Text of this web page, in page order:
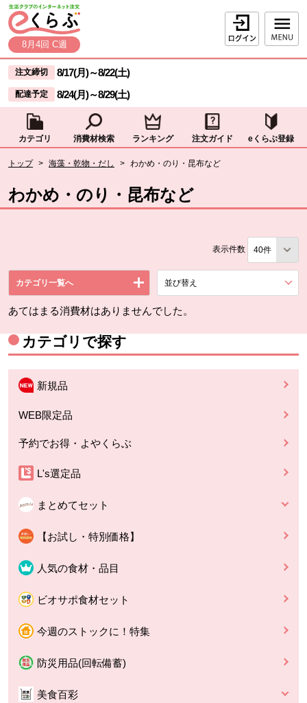
ページの先頭です。
本文へジャンプする。
8月4回 C週
ログイン
ここからサイト内共通メニューです。
サイト内共通メニューをスキップする
注文締切 8/17(月)～8/22(土)
配達予定 8/24(月)～8/29(土)
カテゴリ 消費材検索 ランキング 注文ガイド eくらぶ登録
トップ > 海藻・乾物・だし > わかめ・のり・昆布など
わかめ・のり・昆布など
表示件数
カテゴリ一覧へ 並び替え
あてはまる消費材はありませんでした。
カテゴリで探す
新規品
WEB限定品
予約でお得・よやくらぶ
L's選定品
まとめてセット
【お試し・特別価格】
人気の食材・品目
ビオサポ食材セット
今週のストックに！特集
防災用品(回転備蓄)
美食百彩